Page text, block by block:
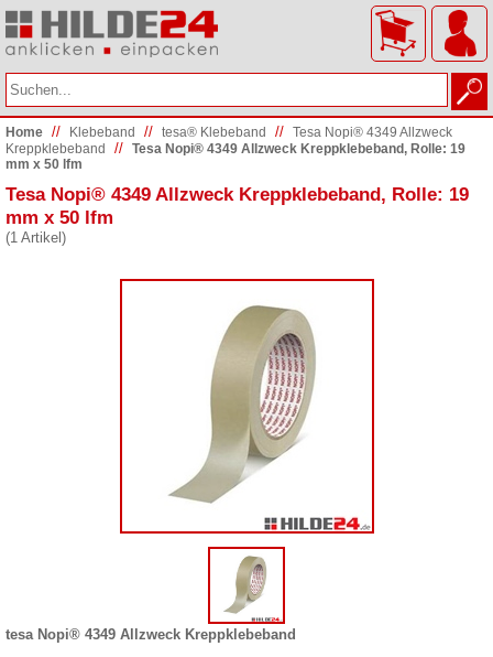
Home // Klebeband // tesa® Klebeband // Tesa Nopi® 4349 Allzweck
Kreppklebeband
// Tesa Nopi® 4349 Allzweck Kreppklebeband, Rolle: 19
mm x 50 lfm
Tesa Nopi® 4349 Allzweck Kreppklebeband, Rolle: 19
mm x 50 lfm
(1 Artikel)
tesa Nopi® 4349 Allzweck Kreppklebeband